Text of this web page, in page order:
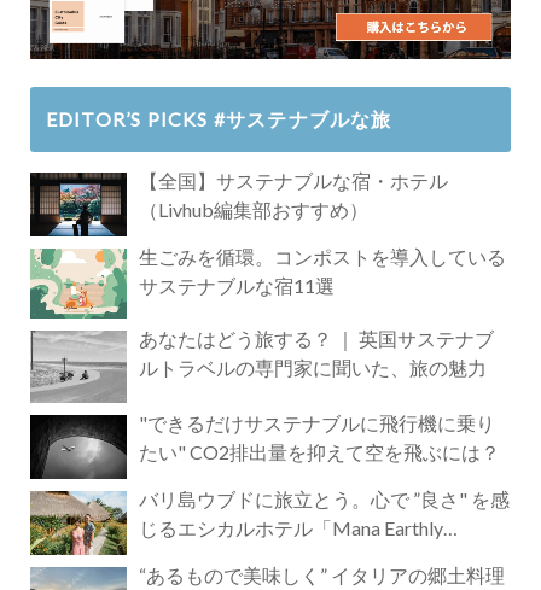
EDITOR’S PICKS #サステナブルな旅
【全国】サステナブルな宿・ホテル
（Livhub編集部おすすめ）
生ごみを循環。コンポストを導入している
サステナブルな宿11選
あなたはどう旅する？ ｜ 英国サステナブ
ルトラベルの専門家に聞いた、旅の魅力
"できるだけサステナブルに飛行機に乗り
たい" CO2排出量を抑えて空を飛ぶには？
バリ島ウブドに旅立とう。心で ”良さ" を感
じるエシカルホテル「Mana Earthly
“あるもので美味しく” イタリアの郷土料理